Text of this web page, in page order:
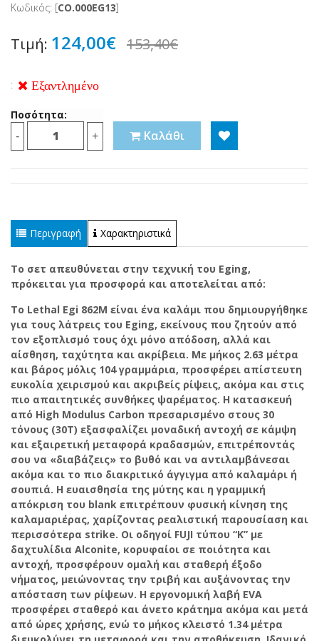
Κωδικός: [CO.000EG13]
Τιμή: 124,00€ 153,40€
: Εξαντλημένο
Ποσότητα:
- + Καλάθι
Περιγραφή Χαρακτηριστικά
Το σετ απευθύνεται στην τεχνική του Eging,
πρόκειται για προσφορά και αποτελείται από:
Το Lethal Egi 862M είναι ένα καλάμι που δημιουργήθηκε
για τους λάτρεις του Eging, εκείνους που ζητούν από
τον εξοπλισμό τους όχι μόνο απόδοση, αλλά και
αίσθηση, ταχύτητα και ακρίβεια. Με μήκος 2.63 μέτρα
και βάρος μόλις 104 γραμμάρια, προσφέρει απίστευτη
ευκολία χειρισμού και ακριβείς ρίψεις, ακόμα και στις
πιο απαιτητικές συνθήκες ψαρέματος. Η κατασκευή
από High Modulus Carbon πρεσαρισμένο στους 30
τόνους (30Τ) εξασφαλίζει μοναδική αντοχή σε κάμψη
και εξαιρετική μεταφορά κραδασμών, επιτρέποντάς
σου να «διαβάζεις» το βυθό και να αντιλαμβάνεσαι
ακόμα και το πιο διακριτικό άγγιγμα από καλαμάρι ή
σουπιά. Η ευαισθησία της μύτης και η γραμμική
απόκριση του blank επιτρέπουν φυσική κίνηση της
καλαμαριέρας, χαρίζοντας ρεαλιστική παρουσίαση και
περισσότερα strike. Οι οδηγοί FUJI τύπου “Κ” με
δαχτυλίδια Alconite, κορυφαίοι σε ποιότητα και
αντοχή, προσφέρουν ομαλή και σταθερή έξοδο
νήματος, μειώνοντας την τριβή και αυξάνοντας την
απόσταση των ρίψεων. Η εργονομική λαβή EVA
προσφέρει σταθερό και άνετο κράτημα ακόμα και μετά
από ώρες χρήσης, ενώ το μήκος κλειστό 1.34 μέτρα